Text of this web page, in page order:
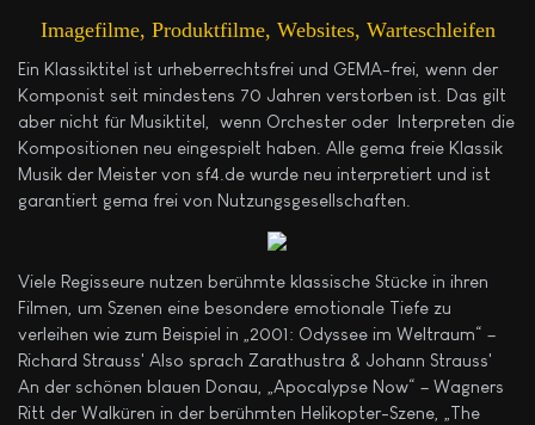
Imagefilme, Produktfilme, Websites, Warteschleifen
Ein Klassiktitel ist urheberrechtsfrei und GEMA-frei, wenn der
Komponist seit mindestens 70 Jahren verstorben ist. Das gilt
aber nicht für Musiktitel, wenn Orchester oder Interpreten die
Kompositionen neu eingespielt haben. Alle gema freie Klassik
Musik der Meister von sf4.de wurde neu interpretiert und ist
garantiert gema frei von Nutzungsgesellschaften.
Viele Regisseure nutzen berühmte klassische Stücke in ihren
Filmen, um Szenen eine besondere emotionale Tiefe zu
verleihen wie zum Beispiel in „2001: Odyssee im Weltraum“ –
Richard Strauss' Also sprach Zarathustra & Johann Strauss'
An der schönen blauen Donau, „Apocalypse Now“ – Wagners
Ritt der Walküren in der berühmten Helikopter-Szene, „The